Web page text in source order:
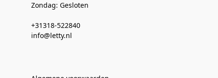
Zondag: Gesloten
+31318-522840
info@letty.nl